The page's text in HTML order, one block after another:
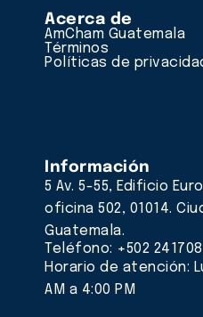
Acerca de
AmCham Guatemala
Términos
Políticas de
Información
5 Av. 5-55, Edificio
oficina 502, 01014.
Guatemala.
Teléfono: +502
Horario de atención:
AM a 4:00 PM